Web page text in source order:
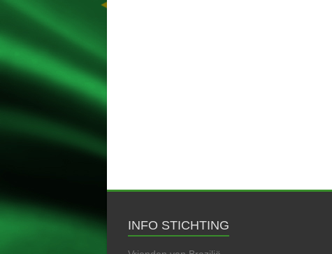
INFO STICHTING